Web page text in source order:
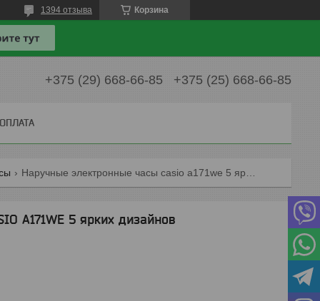
Корзина
1394 отзыва
+375 (29) 668-66-85 +375 (25) 668-66-85
A171WE 5 ярких дизайнов